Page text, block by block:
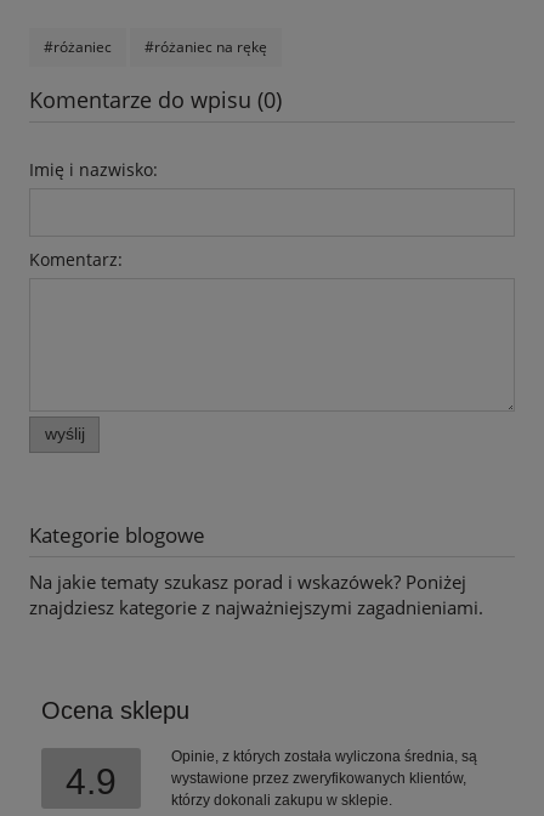
#różaniec #różaniec na rękę
Komentarze do wpisu (0)
Imię i nazwisko:
Komentarz:
wyślij
Kategorie blogowe
Na jakie tematy szukasz porad i wskazówek? Poniżej
znajdziesz kategorie z najważniejszymi zagadnieniami.
Ocena sklepu
4.9
Opinie, z których została wyliczona średnia, są
wystawione przez zweryfikowanych klientów,
którzy dokonali zakupu w sklepie.